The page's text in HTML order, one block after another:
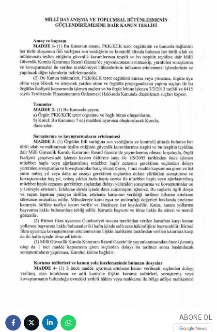
ABONE OL